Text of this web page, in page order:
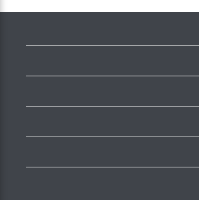
יתרה מזו : מן הממצאים עולה
מאפיינים תרבותיים
גבוה את תכונות המורה הטוב
, מתקשר היטב עם התלמידים ,
מאשר הסטודנטיות בעלות
התרבותיים המסורתיים. זאת
בעלות מאפיינים
הגדירו מורה טוב כמורה
: ברמה הפרטנית ( מורה מול
( מורה מול כיתה). (